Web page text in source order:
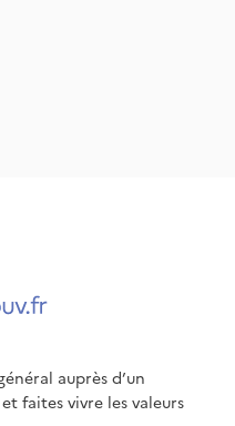
auprès d’un
faites vivre les valeurs